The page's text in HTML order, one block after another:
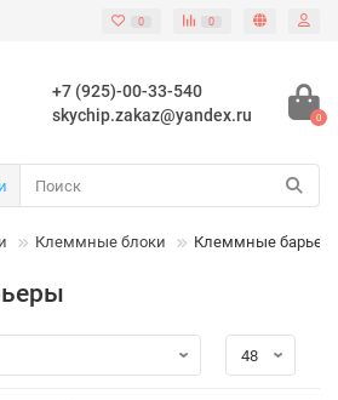
0 0
+7 (925)-00-33-540
skychip.zakaz@yandex.ru
0
Клеммные блоки Клеммные